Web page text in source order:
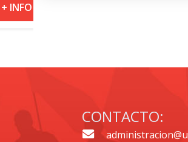
CONTACTO: